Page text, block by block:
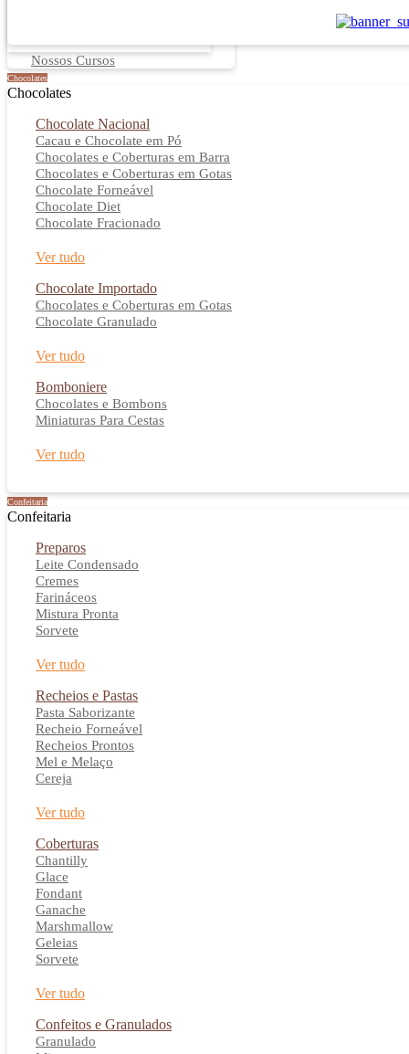
Nossos Cursos
Chocolates
Chocolates
Chocolate Nacional
Cacau e Chocolate em Pó
Chocolates e Coberturas em Barra
Chocolates e Coberturas em Gotas
Chocolate Forneável
Chocolate Diet
Chocolate Fracionado
Ver tudo
Chocolate Importado
Chocolates e Coberturas em Gotas
Chocolate Granulado
Ver tudo
Bomboniere
Chocolates e Bombons
Miniaturas Para Cestas
Ver tudo
Confeitaria
Confeitaria
Preparos
Leite Condensado
Cremes
Farináceos
Mistura Pronta
Sorvete
Ver tudo
Recheios e Pastas
Pasta Saborizante
Recheio Forneável
Recheios Prontos
Mel e Melaço
Cereja
Ver tudo
Coberturas
Chantilly
Glace
Fondant
Ganache
Marshmallow
Geleias
Sorvete
Ver tudo
Confeitos e Granulados
Granulado